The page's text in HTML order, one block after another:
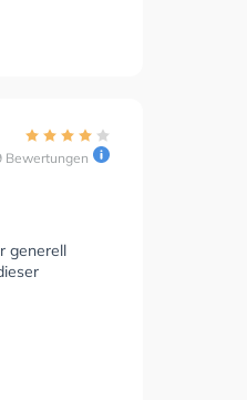
CE,
Melchinger
Bewertungen
generell